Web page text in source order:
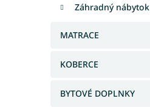
Záhradný nábytok
MATRACE
KOBERCE
BYTOVÉ DOPLNKY